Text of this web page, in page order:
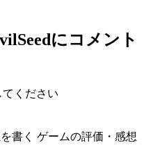
にコメント
ください
書く ゲームの評価・感想